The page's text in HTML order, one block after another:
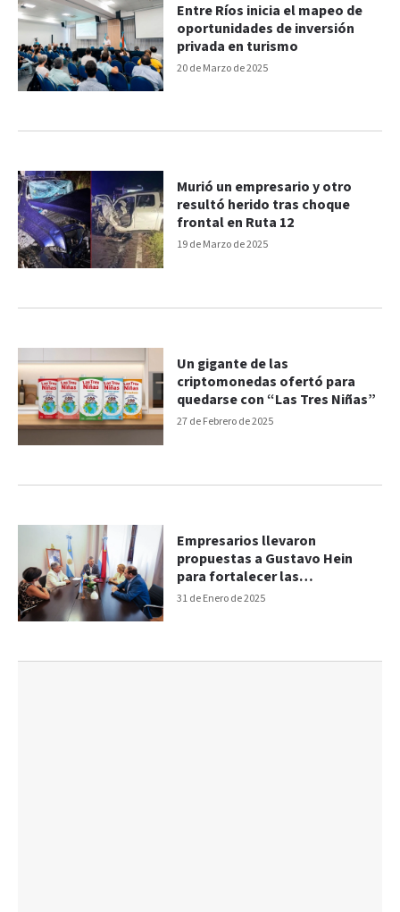
20 de Marzo de 2025
Entre Ríos inicia el mapeo de
oportunidades de inversión
privada en turismo
19 de Marzo de 2025
Murió un empresario y otro
resultó herido tras choque
frontal en Ruta 12
27 de Febrero de 2025
Un gigante de las
criptomonedas ofertó para
quedarse con “Las Tres Niñas”
31 de Enero de 2025
Empresarios llevaron
propuestas a Gustavo Hein
para fortalecer las
exportaciones entrerrianas